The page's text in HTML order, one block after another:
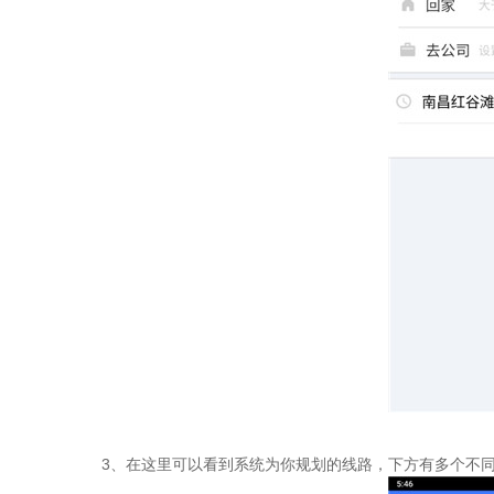
3、在这里可以看到系统为你规划的线路，下方有多个不